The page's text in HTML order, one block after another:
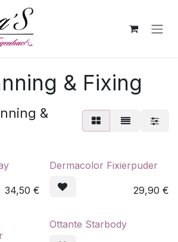
& Fixing
&
34,50 €
Dermacolor Fixierpuder
29,90 €
Ottante Starbody